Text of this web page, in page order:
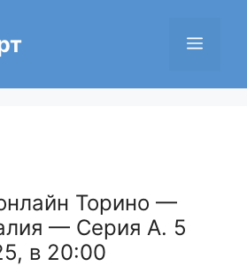
Меню
Торино —
— Серия А. 5
в 20:00